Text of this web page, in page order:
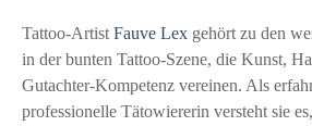
Tattoo-Artist Fauve Lex gehört zu den
in der bunten Tattoo-Szene, die Kunst,
Gutachter-Kompetenz vereinen. Als
professionelle Tätowiererin versteht sie